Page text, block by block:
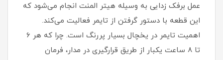
عمل برفک زدایی به وسیله هیتر المنت انجام می‌شود که
این قطعه با دستور گرفتن از تایمر فعالیت می‌کند.
اهمیت تایمر در یخچال بسیار پررنگ است. چرا که هر 6
تا 8 ساعت یکبار از طریق قرارگیری در مدار، فرمان